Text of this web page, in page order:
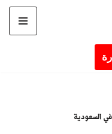
السعودية